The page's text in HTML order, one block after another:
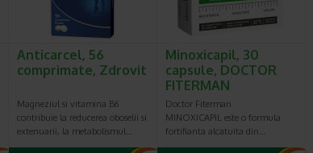
Anticarcel, 56
comprimate, Zdrovit
Magneziul si vitamina B6
contribuie la reducerea oboselii si
extenuarii, la metabolismul…
Minoxicapil, 30
capsule, DOCTOR
FITERMAN
Doctor Fiterman
MINOXICAPIL este o formula
fortifianta alcatuita din…